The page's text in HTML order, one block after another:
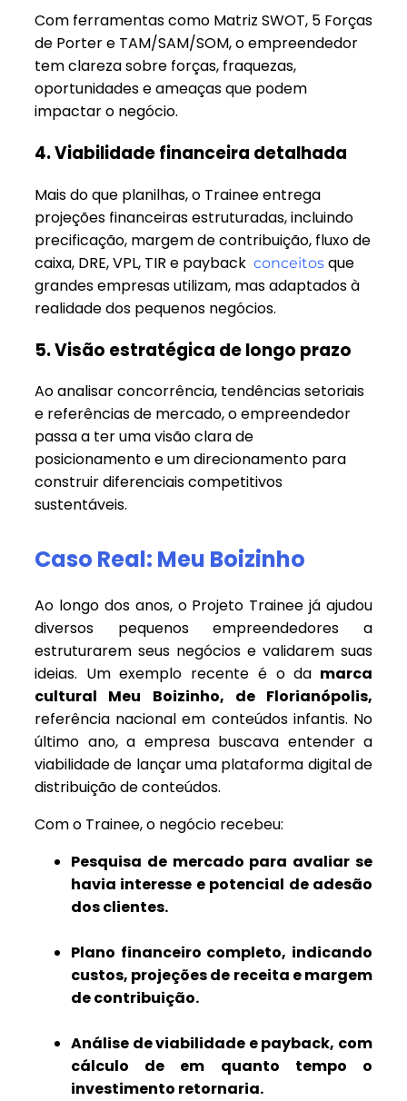
Com ferramentas como Matriz SWOT, 5 Forças
de Porter e TAM/SAM/SOM, o empreendedor
tem clareza sobre forças, fraquezas,
oportunidades e ameaças que podem
impactar o negócio.
4. Viabilidade financeira detalhada
Mais do que planilhas, o Trainee entrega
projeções financeiras estruturadas, incluindo
precificação, margem de contribuição, fluxo de
caixa, DRE, VPL, TIR e payback conceitos que
grandes empresas utilizam, mas adaptados à
realidade dos pequenos negócios.
5. Visão estratégica de longo prazo
Ao analisar concorrência, tendências setoriais
e referências de mercado, o empreendedor
passa a ter uma visão clara de
posicionamento e um direcionamento para
construir diferenciais competitivos
sustentáveis.
Caso Real: Meu Boizinho
Ao longo dos anos, o Projeto Trainee já ajudou
diversos pequenos empreendedores a
estruturarem seus negócios e validarem suas
ideias. Um exemplo recente é o da marca
cultural Meu Boizinho, de Florianópolis,
referência nacional em conteúdos infantis. No
último ano, a empresa buscava entender a
viabilidade de lançar uma plataforma digital de
distribuição de conteúdos.
Com o Trainee, o negócio recebeu:
Pesquisa de mercado para avaliar se
havia interesse e potencial de adesão
dos clientes.
Plano financeiro completo, indicando
custos, projeções de receita e margem
de contribuição.
Análise de viabilidade e payback, com
cálculo de em quanto tempo o
investimento retornaria.